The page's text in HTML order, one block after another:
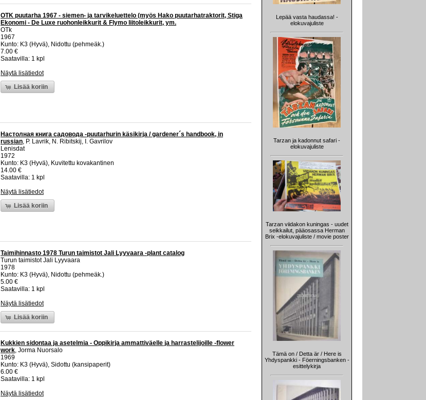
OTK puutarha 1967 - siemen- ja tarvikeluettelo (myös Hako puutarhatraktorit, Stiga
Ekonomi - De Luxe ruohonleikkurit & Flymo liitoleikkurit, ym.
OTk
1967
Kunto: K3 (Hyvä), Nidottu (pehmeäk.)
7.00 €
Saatavilla: 1 kpl
Näytä lisätiedot
Lisää koriin
Настолная книга садовода -puutarhurin käsikirja / gardener´s handbook, in
russian, P. Lavrik, N. Ribitskij, I. Gavrilov
Lenisdat
1972
Kunto: K3 (Hyvä), Kuvitettu kovakantinen
14.00 €
Saatavilla: 1 kpl
Näytä lisätiedot
Lisää koriin
Taimihinnasto 1978 Turun taimistot Jali Lyyvaara -plant catalog
Turun taimistot Jali Lyyvaara
1978
Kunto: K3 (Hyvä), Nidottu (pehmeäk.)
5.00 €
Saatavilla: 1 kpl
Näytä lisätiedot
Lisää koriin
Kukkien sidontaa ja asetelmia - Oppikirja ammattiväelle ja harrastelijoille -flower
work, Jorma Nuorsalo
1969
Kunto: K3 (Hyvä), Sidottu (kansipaperit)
6.00 €
Saatavilla: 1 kpl
Näytä lisätiedot
Lepää vasta haudassa! -
elokuvajuliste
Tarzan ja kadonnut safari -
elokuvajuliste
Tarzan viidakon kuningas - uudet
seikkailut, pääosassa Herman
Brix -elokuvajuliste / movie poster
Tämä on / Detta är / Here is
Yhdyspankki - Föerningsbanken -
esittelykirja